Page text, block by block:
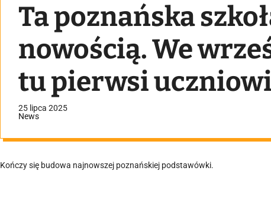
Ta poznańska
nowością. We
tu pierwsi
25 lipca 2025
News
Kończy się budowa najnowszej poznańskiej podstawówki.